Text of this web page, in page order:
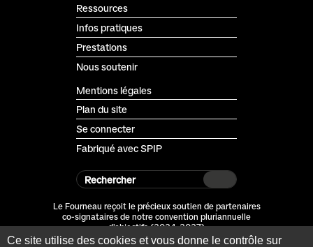
Ce site utilise des cookies et vous donne le contrôle sur
Ressources
Infos pratiques
Prestations
Nous soutenir
Mentions légales
Plan du site
Se connecter
Fabriqué avec SPIP
Rechercher
Le Fourneau reçoit le précieux soutien de partenaires
co-signataires de notre convention pluriannuelle
d'objectifs (2024-2027)